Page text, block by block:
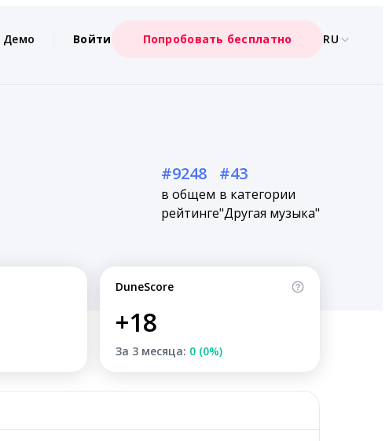
Демо Войти Попробовать бесплатно RU
#9248
в общем
рейтинге
#43
в категории
"Другая музыка"
DuneScore
+18
За 3 месяца: 0 (0%)